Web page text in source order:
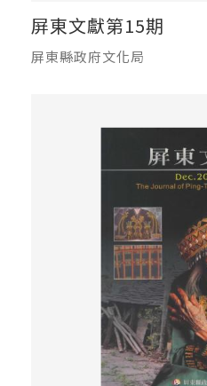
屏東文獻第15期
屏東縣政府文化局